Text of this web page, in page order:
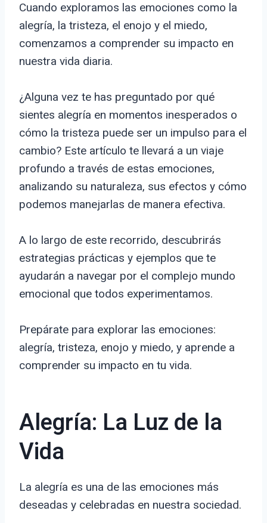
Cuando exploramos las emociones como la
alegría, la tristeza, el enojo y el miedo,
comenzamos a comprender su impacto en
nuestra vida diaria.
¿Alguna vez te has preguntado por qué
sientes alegría en momentos inesperados o
cómo la tristeza puede ser un impulso para el
cambio? Este artículo te llevará a un viaje
profundo a través de estas emociones,
analizando su naturaleza, sus efectos y cómo
podemos manejarlas de manera efectiva.
A lo largo de este recorrido, descubrirás
estrategias prácticas y ejemplos que te
ayudarán a navegar por el complejo mundo
emocional que todos experimentamos.
Prepárate para explorar las emociones:
alegría, tristeza, enojo y miedo, y aprende a
comprender su impacto en tu vida.
Alegría: La Luz de la
Vida
La alegría es una de las emociones más
deseadas y celebradas en nuestra sociedad.